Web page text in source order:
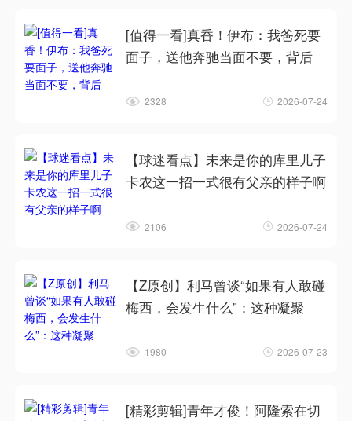
[值得一看]真香！伊布：我爸死要
面子，送他奔驰当面不要，背后
2328 2026-07-24
【球迷看点】未来是你的库里儿子
卡农这一招一式很有父亲的样子啊
2106 2026-07-24
【Z原创】利马曾谈“如果有人敢碰
梅西，会发生什么”：这种凝聚
1980 2026-07-23
[精彩剪辑]青年才俊！阿隆索在切